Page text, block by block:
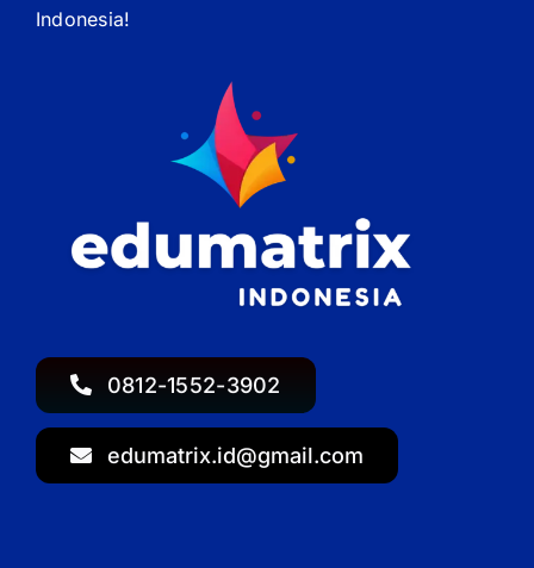
0812-1552-3902
edumatrix.id@gmail.com
Indonesia!